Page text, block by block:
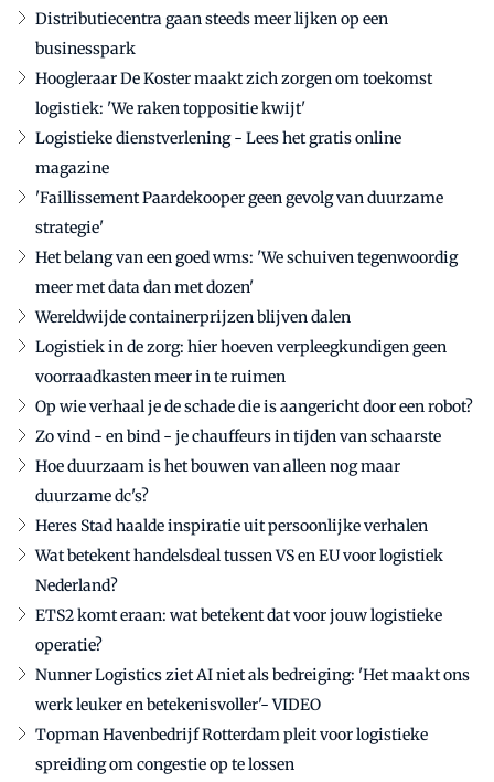
Distributiecentra gaan steeds meer lijken op een
businesspark
Hoogleraar De Koster maakt zich zorgen om toekomst
logistiek: 'We raken toppositie kwijt'
Logistieke dienstverlening - Lees het gratis online
magazine
'Faillissement Paardekooper geen gevolg van duurzame
strategie'
Het belang van een goed wms: 'We schuiven tegenwoordig
meer met data dan met dozen'
Wereldwijde containerprijzen blijven dalen
Logistiek in de zorg: hier hoeven verpleegkundigen geen
voorraadkasten meer in te ruimen
Op wie verhaal je de schade die is aangericht door een robot?
Zo vind - en bind - je chauffeurs in tijden van schaarste
Hoe duurzaam is het bouwen van alleen nog maar
duurzame dc's?
Heres Stad haalde inspiratie uit persoonlijke verhalen
Wat betekent handelsdeal tussen VS en EU voor logistiek
Nederland?
ETS2 komt eraan: wat betekent dat voor jouw logistieke
operatie?
Nunner Logistics ziet AI niet als bedreiging: 'Het maakt ons
werk leuker en betekenisvoller'- VIDEO
Topman Havenbedrijf Rotterdam pleit voor logistieke
spreiding om congestie op te lossen